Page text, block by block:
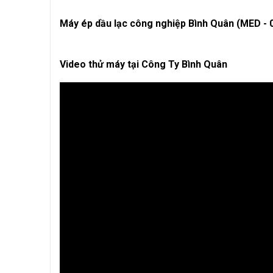
Máy ép dầu lạc công nghiệp Bình Quân (MED -
Video thử máy tại Công Ty Bình Quân